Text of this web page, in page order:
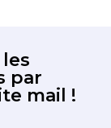
par
mail !